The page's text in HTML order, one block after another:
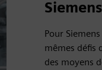
Pour Siemens
mêmes défis
des moyens